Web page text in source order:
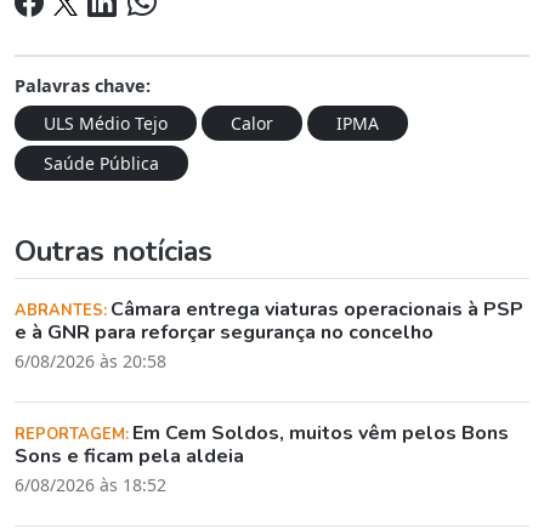
Palavras chave:
ULS Médio Tejo
Calor
IPMA
Saúde Pública
Outras notícias
ABRANTES: Câmara entrega viaturas operacionais à PSP
e à GNR para reforçar segurança no concelho
6/08/2026 às 20:58
REPORTAGEM: Em Cem Soldos, muitos vêm pelos Bons
Sons e ficam pela aldeia
6/08/2026 às 18:52